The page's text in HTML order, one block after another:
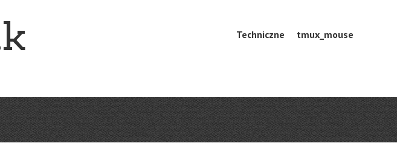
Menu
SkipTechniczne tmux_mouse